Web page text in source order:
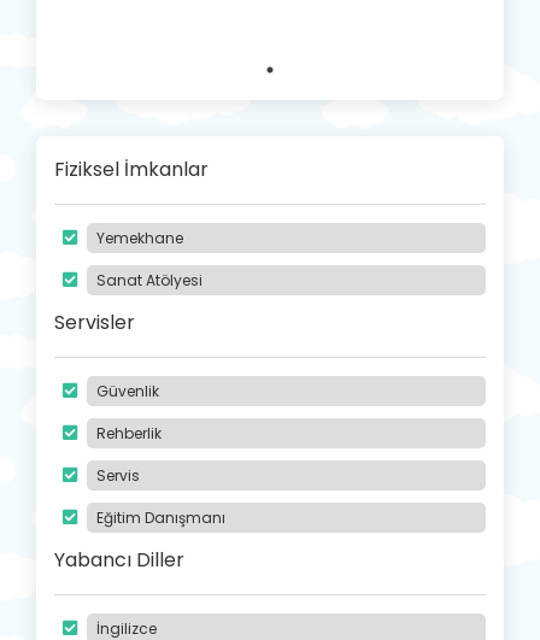
Fiziksel İmkanlar
Yemekhane
Sanat Atölyesi
Servisler
Güvenlik
Rehberlik
Servis
Eğitim Danışmanı
Yabancı Diller
İngilizce